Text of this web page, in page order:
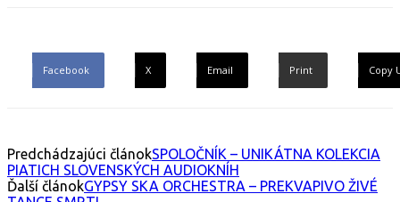
Facebook X Email Print Copy
Predchádzajúci článokSPOLOČNÍK – UNIKÁTNA KOLEKCIA
PIATICH SLOVENSKÝCH AUDIOKNÍH
Ďalší článokGYPSY SKA ORCHESTRA – PREKVAPIVO ŽIVÉ